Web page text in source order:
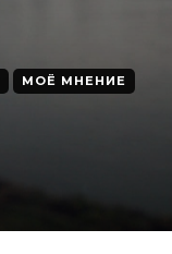
МОЁ МНЕНИЕ